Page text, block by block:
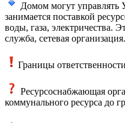
Домом могут
занимается поставкой
воды, газа, электричества.
служба, сетевая организация.
Границы ответственности
Ресурсоснабжающая
коммунального ресурса до